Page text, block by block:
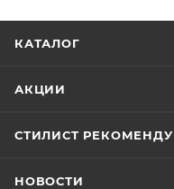
КАТАЛОГ
АКЦИИ
СТИЛИСТ
НОВОСТИ